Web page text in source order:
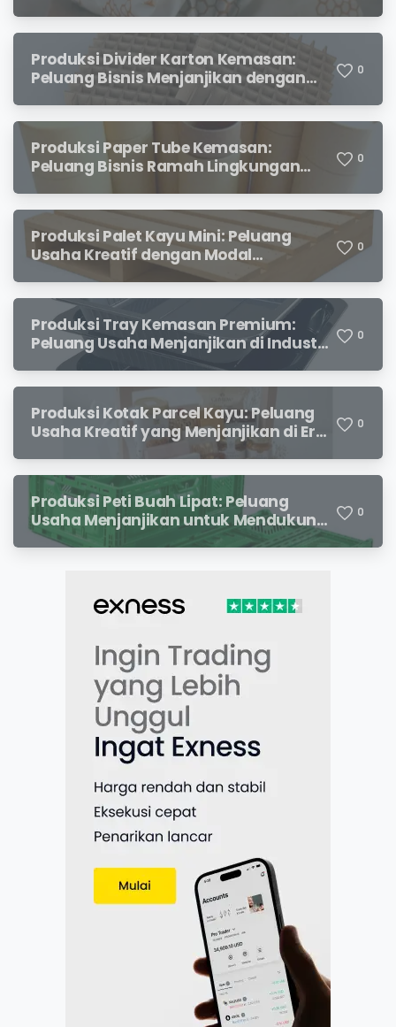
yang Menjanjikan
Produksi Divider Karton Kemasan:
Peluang Bisnis Menjanjikan dengan
Permintaan yang Terus Meningkat
0
Produksi Paper Tube Kemasan:
Peluang Bisnis Ramah Lingkungan
0
Produksi Palet Kayu Mini: Peluang
Usaha Kreatif dengan Modal
Terjangkau dan Potensi Keuntungan
0
Produksi Tray Kemasan Premium:
Peluang Usaha Menjanjikan di Industri
Packaging Modern
0
Produksi Kotak Parcel Kayu: Peluang
Usaha Kreatif yang Menjanjikan di Era
Kemasan Premium
0
Produksi Peti Buah Lipat: Peluang
Usaha Menjanjikan untuk Mendukung
Distribusi Hasil Pertanian
0